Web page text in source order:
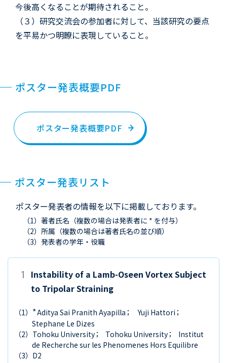
今後高くなることが期待されること。
（３）研究交流会の参加者に対して、当該研究の要点
を平易かつ明瞭に表現していること。
ポスター発表概要PDF
ポスター発表概要PDF
ポスター発表リスト
ポスター発表者の情報を以下に掲載しております。
（1）著者氏名（複数の場合は発表者に * を付与）
（2）所属（複数の場合は著者氏名の並び順）
（3）発表者の学年・役職
1
Instability of a Lamb-Oseen Vortex Subject
to Tripolar Straining
（1） *Aditya Sai Pranith Ayapilla
Yuji Hattori
Stephane Le Dizes
（2） Tohoku University Tohoku University
Institut
de Recherche sur les Phenomenes Hors Equilibre
（3） D2